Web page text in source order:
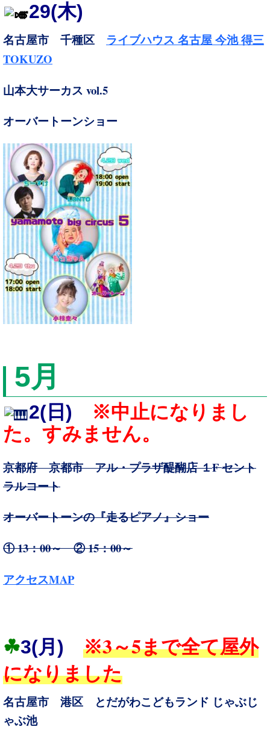
29(木)
名古屋市 千種区 ライブハウス 名古屋 今池 得三
TOKUZO
山本大サーカス vol.5
オーバートーンショー
5月
2(日)
※中止になりまし
た。すみません。
京都府 京都市 アル・プラザ醍醐店１Fセント
ラルコート
オーバートーンの『走るピアノ』ショー
① 13：00～ ② 15：00～
アクセスMAP
☘3(月) ※3～5まで全て屋外
になりました
名古屋市 港区 とだがわこどもランド じゃぶじ
ゃぶ池